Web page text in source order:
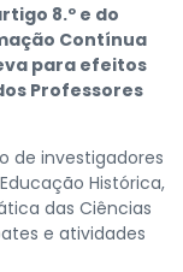
8.º e do
Contínua
para efeitos
Professores
de investigadores
Histórica,
das Ciências
e atividades